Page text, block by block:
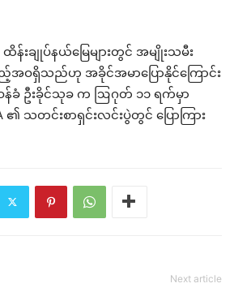
န်းချုပ်နယ်မြေများတွင် အမျိုးသမီး
ည့်အဝရှိသည်ဟု အခိုင်အမာပြောနိုင်ကြောင်း
ာဝန်ခံ ဦးခိုင်သုခ က ဩဂုတ် ၁၁ ရက်မှာ
သတင်းစာရှင်းလင်းပွဲတွင် ပြောကြား
Next article